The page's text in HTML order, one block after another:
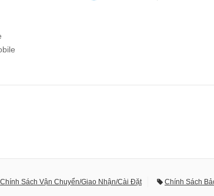
Chính Sách Vận Chuyển/Giao Nhận/Cài Đặt Chính Sách